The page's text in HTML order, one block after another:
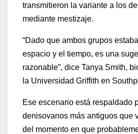
transmitieron la variante a los
mediante mestizaje.
“Dado que ambos grupos
espacio y el tiempo, es una
razonable”, dice Tanya Smith,
la Universidad Griffith en
Ese escenario está respaldado
denisovanos más antiguos que
del momento en que